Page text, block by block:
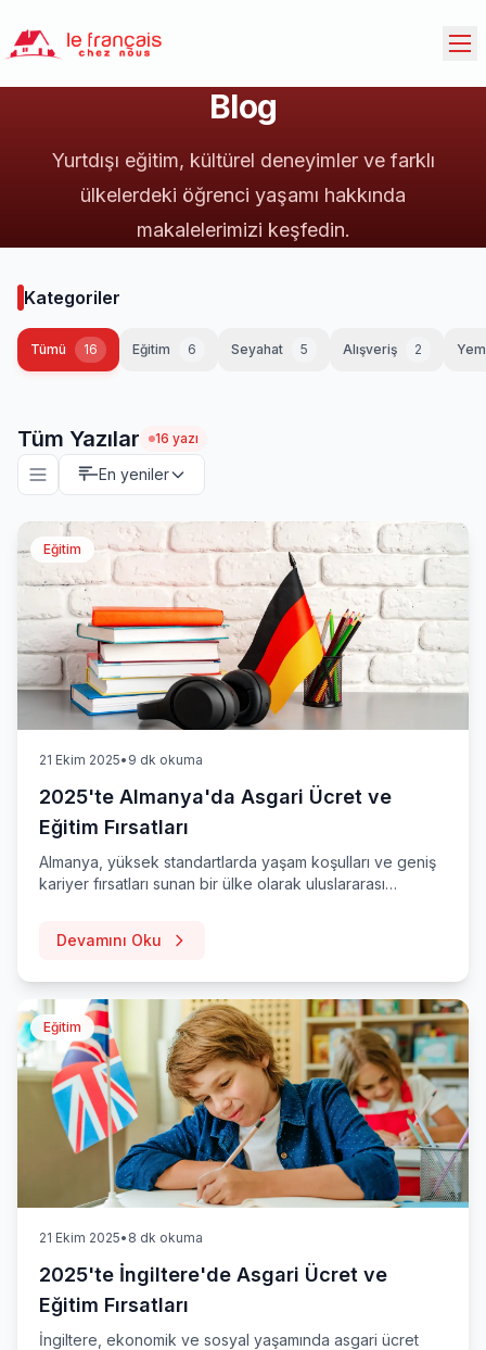
Blog
Yurtdışı eğitim, kültürel deneyimler ve farklı
ülkelerdeki öğrenci yaşamı hakkında
makalelerimizi keşfedin.
Kategoriler
Tümü 16 Eğitim 6 Seyahat 5 Alışveriş 2
Tüm Yazılar 16 yazı
En yeniler
Eğitim
21 Ekim 2025• 9 dk okuma
2025'te Almanya'da Asgari Ücret ve
Eğitim Fırsatları
Almanya, yüksek standartlarda yaşam koşulları ve geniş
kariyer fırsatları sunan bir ülke olarak uluslararası
maliyetleri ve eğitim fırsatlarını keşfedin.
Devamını Oku
Eğitim
21 Ekim 2025• 8 dk okuma
2025'te İngiltere'de Asgari Ücret ve
Eğitim Fırsatları
İngiltere, ekonomik ve sosyal yaşamında asgari ücret